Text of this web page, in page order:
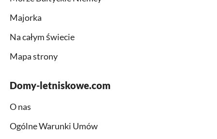
Majorka
Na całym świecie
Mapa strony
Domy-letniskowe.com
O nas
Ogólne Warunki Umów